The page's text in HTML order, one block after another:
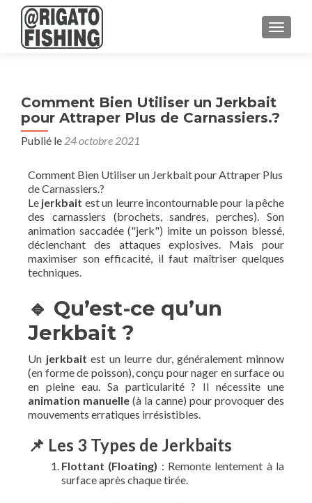
Comment Bien Utiliser un Jerkbait
pour Attraper Plus de Carnassiers.?
Publié le 24 octobre 2021
Comment Bien Utiliser un Jerkbait pour Attraper Plus
de Carnassiers.?
Le jerkbait est un leurre incontournable pour la pêche
des carnassiers (brochets, sandres, perches). Son
animation saccadée ("jerk") imite un poisson blessé,
déclenchant des attaques explosives. Mais pour
maximiser son efficacité, il faut maîtriser quelques
techniques.
🔹 Qu’est-ce qu’un
Jerkbait ?
Un jerkbait est un leurre dur, généralement minnow
(en forme de poisson), conçu pour nager en surface ou
en pleine eau. Sa particularité ? Il nécessite une
animation manuelle (à la canne) pour provoquer des
mouvements erratiques irrésistibles.
📌 Les 3 Types de Jerkbaits
Flottant (Floating) : Remonte lentement à la
surface après chaque tirée.